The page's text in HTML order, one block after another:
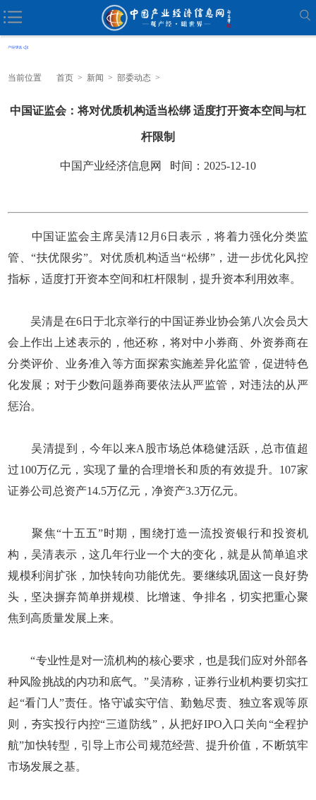
当前位置 首页 > 新闻 > 部委动态 >
中国证监会：将对优质机构适当松绑 适度打开资本空间与杠
杆限制
中国产业经济信息网 时间：2025-12-10
中国证监会主席吴清12月6日表示，将着力强化分类监
管、“扶优限劣”。对优质机构适当“松绑”，进一步优化风控
指标，适度打开资本空间和杠杆限制，提升资本利用效率。
吴清是在6日于北京举行的中国证券业协会第八次会员大
会上作出上述表示的，他还称，将对中小券商、外资券商在
分类评价、业务准入等方面探索实施差异化监管，促进特色
化发展；对于少数问题券商要依法从严监管，对违法的从严
惩治。
吴清提到，今年以来A股市场总体稳健活跃，总市值超
过100万亿元，实现了量的合理增长和质的有效提升。107家
证券公司总资产14.5万亿元，净资产3.3万亿元。
聚焦“十五五”时期，围绕打造一流投资银行和投资机
构，吴清表示，这几年行业一个大的变化，就是从简单追求
规模利润扩张，加快转向功能优先。要继续巩固这一良好势
头，坚决摒弃简单拼规模、比增速、争排名，切实把重心聚
焦到高质量发展上来。
“专业性是对一流机构的核心要求，也是我们应对外部各
种风险挑战的内功和底气。”吴清称，证券行业机构要切实扛
起“看门人”责任。恪守诚实守信、勤勉尽责、独立客观等原
则，夯实投行内控“三道防线”，从把好IPO入口关向“全程护
航”加快转型，引导上市公司规范经营、提升价值，不断筑牢
市场发展之基。